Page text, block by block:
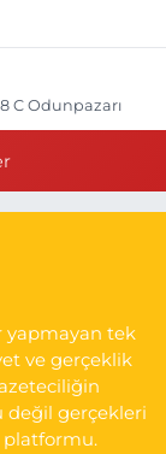
C Odunpazarı
Eskişehir
Eskişehir
yapmayan tek
ve gerçeklik
değil gerçekleri
platformu.